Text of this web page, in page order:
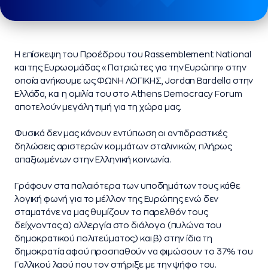
Η επίσκεψη του Προέδρου του Rassemblement National
και της Ευρωομάδας «Πατριώτες για την Ευρώπη» στην
οποία ανήκουμε ως ΦΩΝΗ ΛΟΓΙΚΗΣ, Jordan Bardella στην
Ελλάδα, και η ομιλία του στο Athens Democracy Forum
αποτελούν μεγάλη τιμή για τη χώρα μας.
Φυσικά δεν μας κάνουν εντύπωση οι αντιδραστικές
δηλώσεις αριστερών κομμάτων σταλινικών, πλήρως
απαξιωμένων στην Ελληνική κοινωνία.
Γράφουν στα παλαιότερα των υποδημάτων τους κάθε
λογική φωνή για το μέλλον της Ευρώπης ενώ δεν
σταματάνε να μας θυμίζουν το παρελθόν τους
δείχνοντας α) αλλεργία στο διάλογο (πυλώνα του
δημοκρατικού πολιτεύματος) και β) στην ίδια τη
δημοκρατία αφού προσπαθούν να φιμώσουν το 37% του
Γαλλικού λαού που τον στήριξε με την ψήφο του.